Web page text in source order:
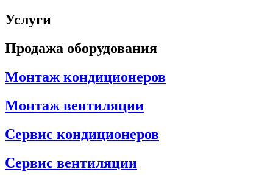
Услуги
Продажа оборудования
Монтаж кондиционеров
Монтаж вентиляции
Сервис кондиционеров
Сервис вентиляции